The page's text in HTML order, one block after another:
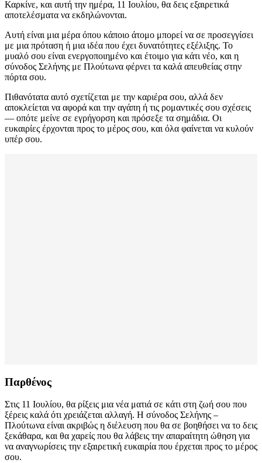
Καρκίνε, και αυτή την ημέρα, 11 Ιουλίου, θα δεις εξαιρετικά
αποτελέσματα να εκδηλώνονται.
Αυτή είναι μια μέρα όπου κάποιο άτομο μπορεί να σε προσεγγίσει
με μια πρόταση ή μια ιδέα που έχει δυνατότητες εξέλιξης. Το
μυαλό σου είναι ενεργοποιημένο και έτοιμο για κάτι νέο, και η
σύνοδος Σελήνης με Πλούτωνα φέρνει τα καλά απευθείας στην
πόρτα σου.
Πιθανότατα αυτό σχετίζεται με την καριέρα σου, αλλά δεν
αποκλείεται να αφορά και την αγάπη ή τις ρομαντικές σου σχέσεις
— οπότε μείνε σε εγρήγορση και πρόσεξε τα σημάδια. Οι
ευκαιρίες έρχονται προς το μέρος σου, και όλα φαίνεται να κυλούν
υπέρ σου.
Παρθένος
Στις 11 Ιουλίου, θα ρίξεις μια νέα ματιά σε κάτι στη ζωή σου που
ξέρεις καλά ότι χρειάζεται αλλαγή. Η σύνοδος Σελήνης –
Πλούτωνα είναι ακριβώς η διέλευση που θα σε βοηθήσει να το δεις
ξεκάθαρα, και θα χαρείς που θα λάβεις την απαραίτητη ώθηση για
να αναγνωρίσεις την εξαιρετική ευκαιρία που έρχεται προς το μέρος
σου.